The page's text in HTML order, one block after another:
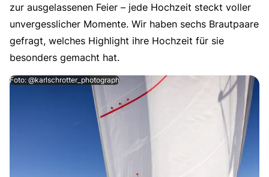
Vom First Look über die romantische Trauung bis hin
zur ausgelassenen Feier – jede Hochzeit steckt voller
unvergesslicher Momente. Wir haben sechs Brautpaare
gefragt, welches Highlight ihre Hochzeit für sie
besonders gemacht hat.
Foto: @karlschrotter_photograph